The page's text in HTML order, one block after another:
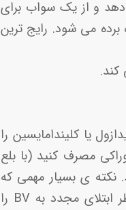
دهد و از یک سواب برای
برده می شود. رایج ترین
یا کلیندامایسین را
مصرف کنید (با بلع
نکته ی بسیار مهمی که
باید به آن توجه کنید این است که توقف زودهنگام به دلیل از بین رفتن علائم، خطر ابتلای مجدد به BV را